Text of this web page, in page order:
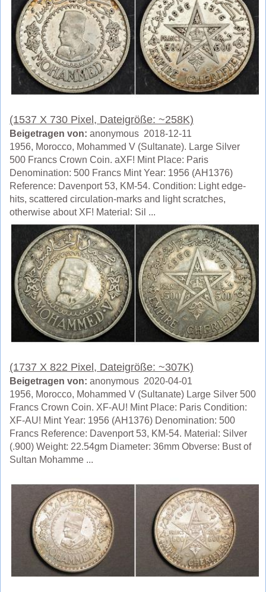
(1537 X 730 Pixel, Dateigröße: ~258K)
Beigetragen von: anonymous 2018-12-11
1956, Morocco, Mohammed V (Sultanate). Large Silver
500 Francs Crown Coin. aXF! Mint Place: Paris
Denomination: 500 Francs Mint Year: 1956 (AH1376)
Reference: Davenport 53, KM-54. Condition: Light edge-
hits, scattered circulation-marks and light scratches,
otherwise about XF! Material: Sil ...
(1737 X 822 Pixel, Dateigröße: ~307K)
Beigetragen von: anonymous 2020-04-01
1956, Morocco, Mohammed V (Sultanate) Large Silver 500
Francs Crown Coin. XF-AU! Mint Place: Paris Condition:
XF-AU! Mint Year: 1956 (AH1376) Denomination: 500
Francs Reference: Davenport 53, KM-54. Material: Silver
(.900) Weight: 22.54gm Diameter: 36mm Obverse: Bust of
Sultan Mohamme ...